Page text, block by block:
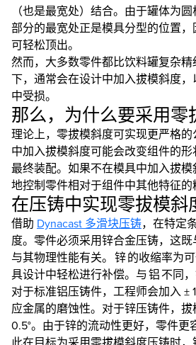
（也是最宽处）结合。由于罐体为
部分的最宽处正是模具分型的位置
可轻松顶出。
然而，大多数零件都比饮料罐复杂
下，通常会在设计中加入拔模斜度
中受损。
那么，为什么要采用零
理论上，零拔模斜度可实现更严格
中加入拔模斜度可能会改变组件的
最终装配。如果不在模具中加入拔
地控制零件相对于组件中其他特征的
在压铸中实现零拔模斜
借助 Dynacast 多滑块压铸，在特定
度。零件必须采用锌合金压铸，这
与其物理性能有关。 锌 的收缩率为
具设计中轻松进行补偿。与 铝 不同
对于标准铝压铸件，工程师会加入 ±
应金属的磨蚀性。对于锌压铸件，
0.5°。由于锌的流动性更好，零件更